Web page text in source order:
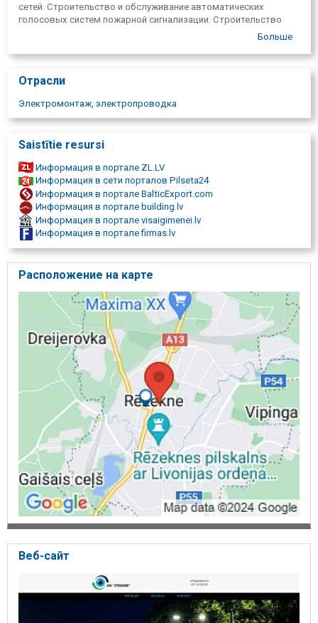
сетей. Строительство и обслуживание автоматических
голосовых систем пожарной сигнализации. Строительство
систем автоматического обнаружения и сигнализации пожара,
и доступа. Молниезащита и строительство электроустройства
Больше
Отрасли
Электромонтаж, электропроводка
Saistītie resursi
Информация в портале ZL.LV
Информация в сети порталов Pilseta24
Информация в портале BalticExport.com
Информация в портале building.lv
Информация в портале visaigimenei.lv
Информация в портале firmas.lv
Расположение на карте
Веб-сайт